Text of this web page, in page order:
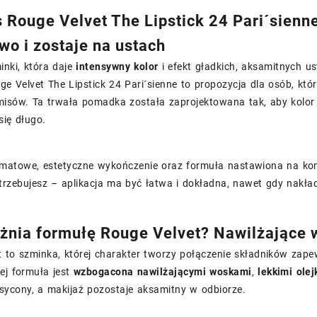
Rouge Velvet The Lipstick 24
i zostaje na ustach
która dajeintensywny kolor i efekt gładkich, aksamitnych
Velvet The Lipstick 24 Pari´sienne to propozycja dla osób,
Ta trwała pomadka została zaprojektowana tak, aby
długo.
estetyczne wykończenie oraz formuła nastawiona na
– aplikacja ma być łatwa i dokładna, nawet gdy
formułę Rouge Velvet?
to szminka, której charakter tworzy połączenie składników
formuła jest wzbogacona nawilżającymi woskami,
lekkimi
a makijaż pozostaje aksamitny w odbiorze.